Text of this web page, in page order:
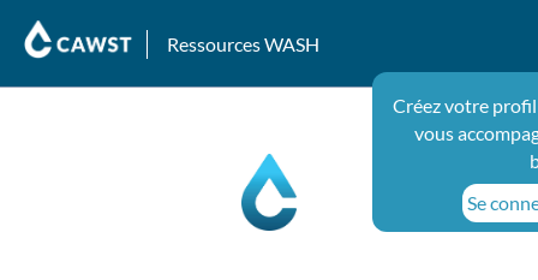
Ressources WASH
Créez votre
vous
Se